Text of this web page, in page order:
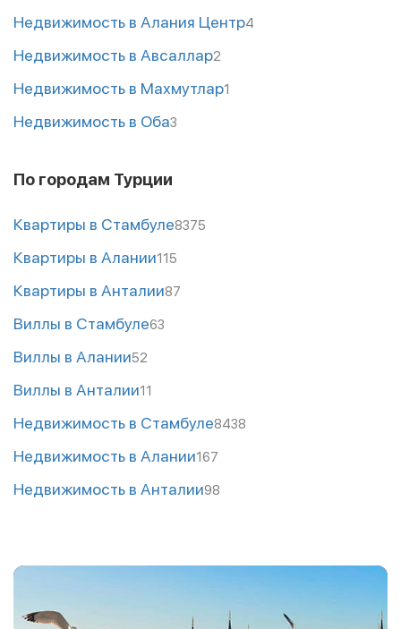
Недвижимость в Алания Центр4
Недвижимость в Авсаллар2
Недвижимость в Махмутлар1
Недвижимость в Оба3
По городам Турции
Квартиры в Стамбуле8375
Квартиры в Алании115
Квартиры в Анталии87
Виллы в Стамбуле63
Виллы в Алании52
Виллы в Анталии11
Недвижимость в Стамбуле8438
Недвижимость в Алании167
Недвижимость в Анталии98